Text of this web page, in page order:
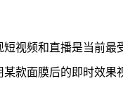
视频和直播是当前最
款面膜后的即时效果